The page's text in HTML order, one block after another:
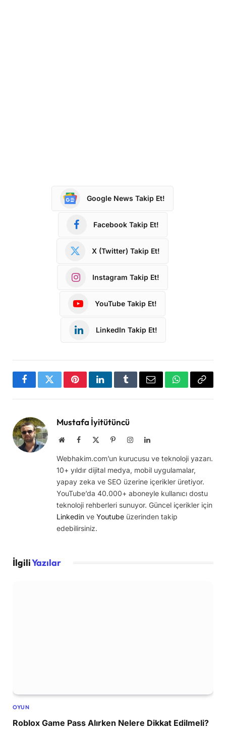
Google News Takip Et!
Facebook Takip Et!
X (Twitter) Takip Et!
Instagram Takip Et!
YouTube Takip Et!
LinkedIn Takip Et!
FacebookTwitterPinterestLinkedInTumblrEmail WhatsApp
Copy
Mustafa İyitütüncü
WebsiteFacebook PinterestInstagramLinkedIn
Webhakim.com’un kurucusu ve teknoloji yazarı.
10+ yıldır dijital medya, mobil uygulamalar,
yapay zeka ve SEO üzerine içerikler üretiyor.
YouTube’da 40.000+ aboneyle kullanıcı dostu
teknoloji rehberleri sunuyor. Güncel içerikler için
Linkedin ve Youtube üzerinden takip
edebilirsiniz.
İlgiliYazılar
OYUN
Roblox Game Pass Alırken Nelere Dikkat Edilmeli?